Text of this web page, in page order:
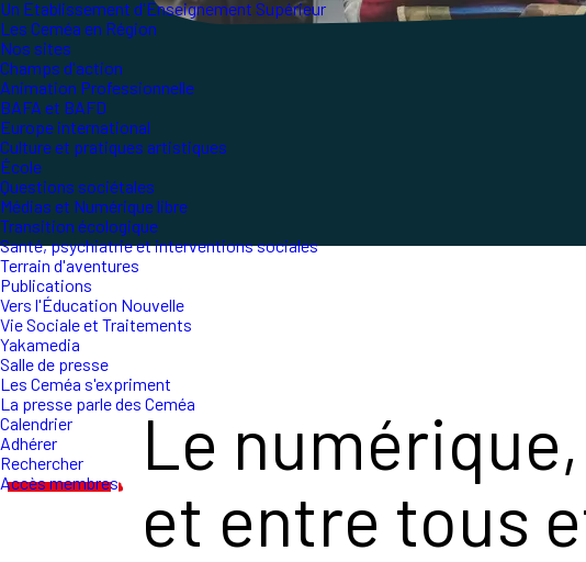
Un Etablissement d'Enseignement Supérieur
Les Ceméa en Région
Nos sites
Champs d'action
Animation Professionnelle
BAFA et BAFD
Europe international
Culture et pratiques artistiques
École
Questions sociétales
Médias et Numérique libre
Transition écologique
Santé, psychiatrie et interventions sociales
Terrain d'aventures
Publications
Vers l'Éducation Nouvelle
Vie Sociale et Traitements
Yakamedia
Salle de presse
Les Ceméa s'expriment
La presse parle des Ceméa
Calendrier
Adhérer
Rechercher
Accès membres
Le
et entre tous